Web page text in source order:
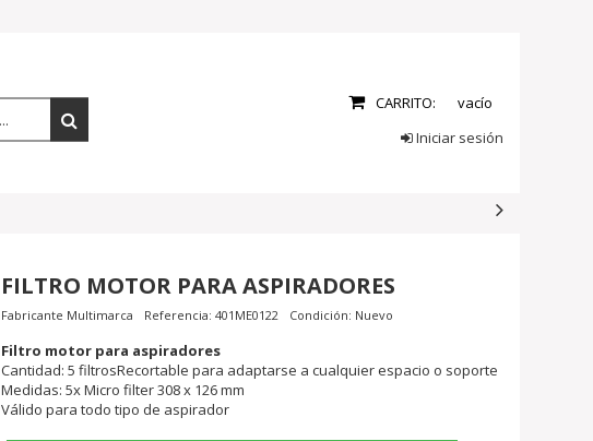
CARRITO:
vacío
Iniciar sesión
FILTRO MOTOR PARA ASPIRADORES
Fabricante Multimarca Referencia: 401ME0122 Condición: Nuevo
Filtro motor para aspiradores
Cantidad: 5 filtrosRecortable para adaptarse a cualquier espacio o soporte
Medidas: 5x Micro filter 308 x 126 mm
Válido para todo tipo de aspirador